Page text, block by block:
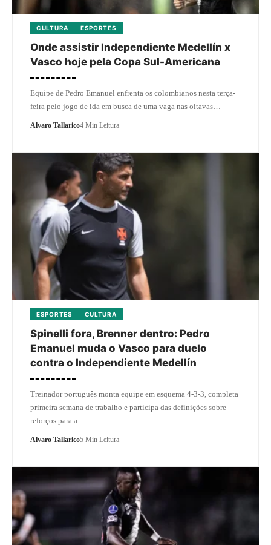
CULTURA ESPORTES
Onde assistir Independiente Medellín x
Vasco hoje pela Copa Sul-Americana
Equipe de Pedro Emanuel enfrenta os colombianos nesta terça-
feira pelo jogo de ida em busca de uma vaga nas oitavas…
Alvaro Tallarico4 Min Leitura
ESPORTES CULTURA
Spinelli fora, Brenner dentro: Pedro
Emanuel muda o Vasco para duelo
contra o Independiente Medellín
Treinador português monta equipe em esquema 4-3-3, completa
primeira semana de trabalho e participa das definições sobre
reforços para a…
Alvaro Tallarico5 Min Leitura